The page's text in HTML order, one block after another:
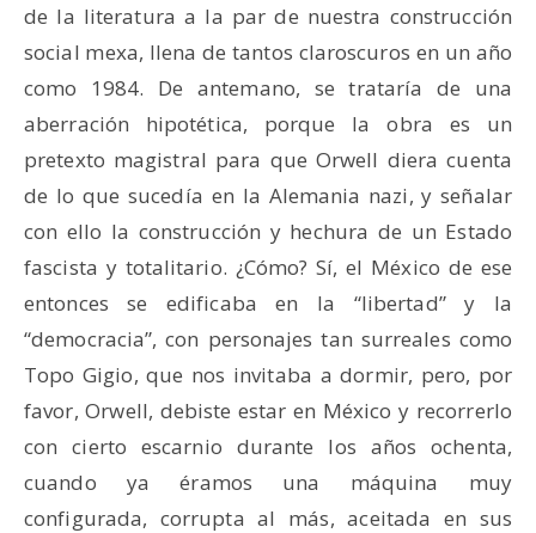
de la literatura a la par de nuestra construcción
social mexa, llena de tantos claroscuros en un año
como 1984. De antemano, se trataría de una
aberración hipotética, porque la obra es un
pretexto magistral para que Orwell diera cuenta
de lo que sucedía en la Alemania nazi, y señalar
con ello la construcción y hechura de un Estado
fascista y totalitario. ¿Cómo? Sí, el México de ese
entonces se edificaba en la “libertad” y la
“democracia”, con personajes tan surreales como
Topo Gigio, que nos invitaba a dormir, pero, por
favor, Orwell, debiste estar en México y recorrerlo
con cierto escarnio durante los años ochenta,
cuando ya éramos una máquina muy
configurada, corrupta al más, aceitada en sus